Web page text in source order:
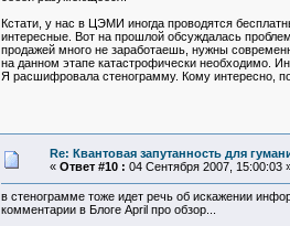
Кстати, у нас в ЦЭМИ иногда проводятся
интересные. Вот на прошлой обсуждалась
продажей много не заработаешь, нужны
на данном этапе катастрофически необходимо.
Я расшифровала стенограмму. Кому интересно,
Re: Квантовая запутанность для
« Ответ #10 : 04 Сентября 2007, 15:00:03
в стенограмме тоже идет речь об искажении
комментарии в Блоге April про обзор...